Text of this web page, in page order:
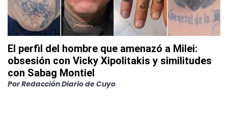
El perfil del hombre que amenazó a Milei:
obsesión con Vicky Xipolitakis y similitudes
con Sabag Montiel
PorRedacción Diario de Cuyo